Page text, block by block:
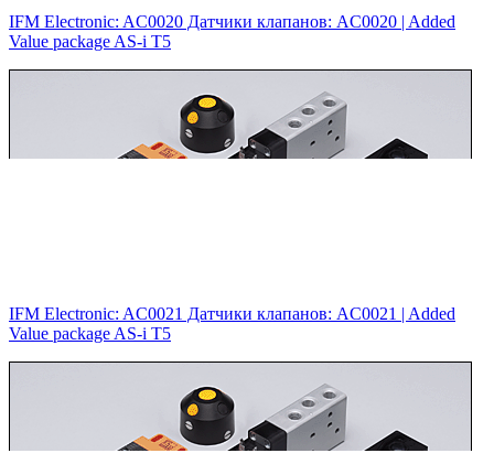
IFM Electronic: AC0020 Датчики клапанов: AC0020 |‌ Added
Value package AS-i T5
IFM Electronic: AC0021 Датчики клапанов: AC0021 |‌ Added
Value package AS-i T5